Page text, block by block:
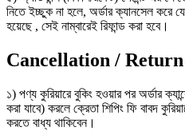
নিতে ইচ্ছুক না হলে, অর্ডার ক্যানসেল করে যে
হয়েছে , সেই নাম্বারেই রিফান্ড করা হবে।
Cancellation /
১) পণ্য কুরিয়ারে বুকিং হওয়ার পর অর্ডার
করা যাবে) করলে ক্রেতা শিপিং ফি বাবদ
করতে বাধ্য থাকিবেন।